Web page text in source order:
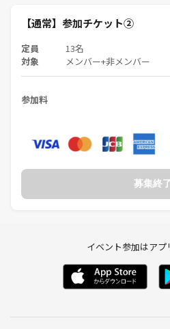
・おつまみなどの食べ物やお菓子
・飲み物（お酒可）
ついては双方同意のうえ慎重に行って
連絡先交換のルール（禁止事項等）に
ついて詳しくはこちらをご覧ください
【注意事項】
・参加者以外の方にも迷惑にならない
・宗教やネットワークビジネスなどの
【通常】参加チケット②
定員 13名
対象 メンバー+非メンバー
参加料
募集終了
イベント参加はアプ